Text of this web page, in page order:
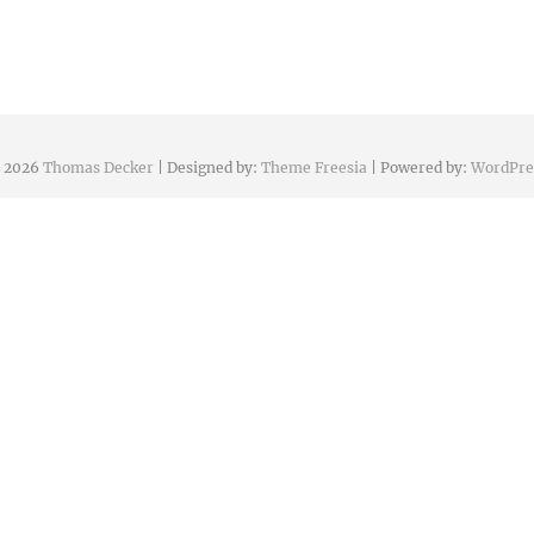
Thomas Decker | Designed by: Theme Freesia | Powered by: